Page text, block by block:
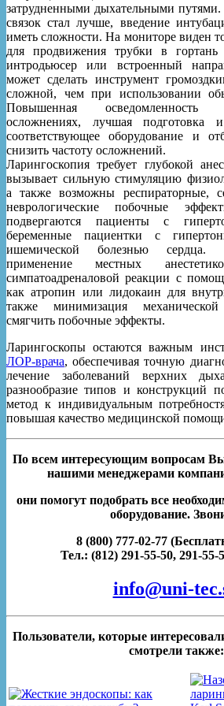
затрудненными дыхательными путями.
связок стал лучше, введение
иметь сложности. На мониторе виден
для продвижения трубки в гортань
интродьюсер или встроенный
может сделать инструмент
сложной, чем при использовании
Повышенная
осложнениях, лучшая подготовка
соответствующее оборудование и
снизить частоту осложнений.
Ларингоскопия требует глубокой
вызывает сильную стимуляцию
а также возможны респираторные,
неврологические побочные
подвергаются пациенты с
беременные пациентки с
ишемической болезнью сердца.
применение местных
симпатоадреналовой реакции с
как атропин или лидокаин для
также минимизация
смягчить побочные эффекты.
Ларингоскопы остаются важным
ЛОР-врача, обеспечивая точную
лечение заболеваний верхних
разнообразие типов и конструкций
метод к индивидуальным
повышая качество медицинской
По всем интересующим вопросам Вы
нашими менеджерами
они помогут подобрать все
оборудование.
8 (800) 777-02-77
Тел.: (812) 291-55-50, 291-55-
info@uni-
Пользователи, которые
смотрели также: